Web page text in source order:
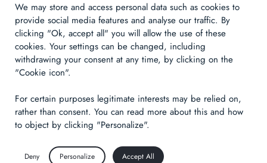
Informativa sulla privacy
Informazioni legali
Technical & Legal informations
Made byIzhak
We may store and access personal data such as cookies to
provide social media features and analyse our traffic. By
clicking "Ok, accept all" you will allow the use of these
cookies. Your settings can be changed, including
withdrawing your consent at any time, by clicking on the
"Cookie icon".
For certain purposes legitimate interests may be relied on,
rather than consent. You can read more about this and how
to object by clicking "Personalize".
Deny Personalize Accept All